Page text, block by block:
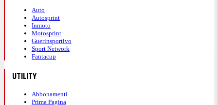
Auto
Autosprint
Inmoto
Motosprint
Guerinsportivo
Sport Network
Fantacup
UTILITY
Abbonamenti
Prima Pagina